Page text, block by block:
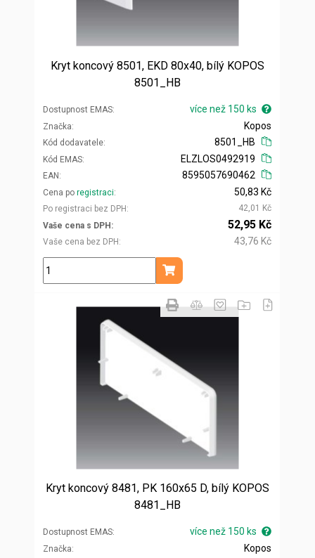
Kryt koncový 8501, EKD 80x40, bílý KOPOS
8501_HB
Dostupnost EMAS více než 150 ks
Značka
Kód dodavatele
Kopos
8501_HB
Kód EMAS
EAN
ELZLOS0492919
8595057690462
Cena po registraci
Po registraci bez DPH
50,83 Kč
42,01 Kč
Vaše cena s DPH
Vaše cena bez DPH
52,95 Kč
43,76 Kč
ks
Přidat do košíku
Kryt koncový 8481, PK 160x65 D, bílý KOPOS
8481_HB
Dostupnost EMAS více než 150 ks
Značka
Kopos